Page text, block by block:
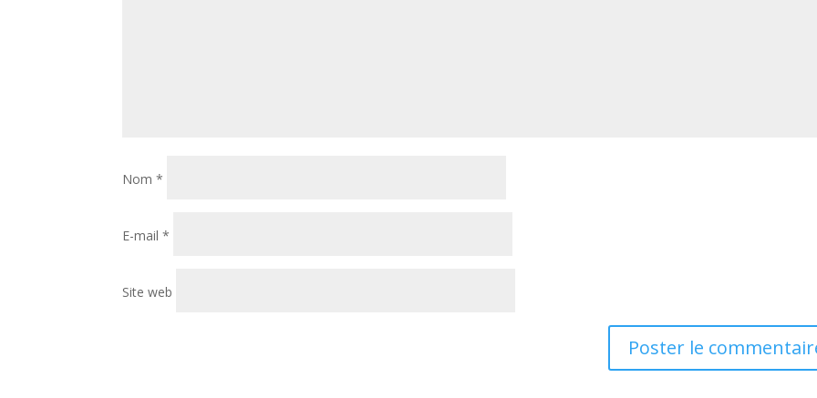
Nom*
E-mail*
Site web